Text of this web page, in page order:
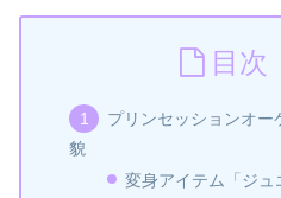
目次
プリンセッションオー
貌
変身アイテム「ジ